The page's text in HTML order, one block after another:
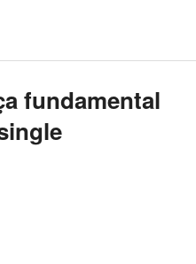
fundamental